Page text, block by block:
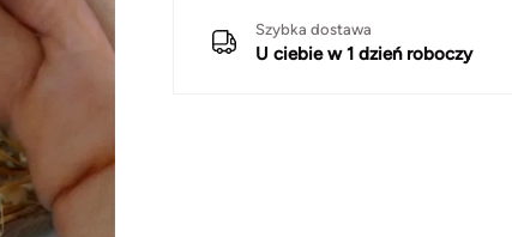
Szybka dostawa
U ciebie w 1 dzień roboczy